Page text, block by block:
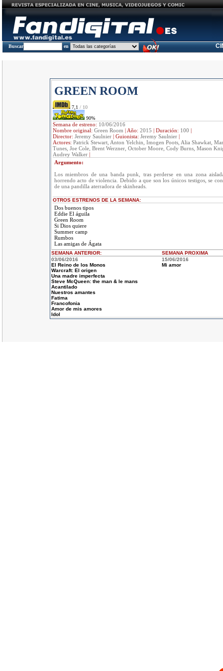
Buscar en
GREEN ROOM
7,1 / 10
90%
Semana de estreno: 10/06/2016
Nombre original: Green Room | Año: 2015 | Duración: 100 |
Director: Jeremy Saulnier| Guionista: Jeremy Saulnier|
Actores: Patrick Stewart, Anton Yelchin, Imogen Poots, Alia Shawkat,
Tunes, Joe Cole, Brent Werzner, October Moore, Cody Burns, Mason
Audrey Walker|
Argumento:
Los miembros de una banda punk, tras perderse en una zona
horrendo acto de violencia. Debido a que son los únicos testigos, se
de una pandilla aterradora de skinheads.
OTROS ESTRENOS DE LA SEMANA:
Dos buenos tipos
Eddie El águila
Green Room
Si Dios quiere
Summer camp
Rumbos
Las amigas de Ágata
SEMANA ANTERIOR: SEMANA PROXIMA
03/06/2016
El Reino de los Monos
Warcraft: El origen
Una madre imperfecta
Steve McQueen: the man & le mans
Acantilado
Nuestros amantes
Fatima
Francofonia
Amor de mis amores
Idol
15/06/2016
Mi amor